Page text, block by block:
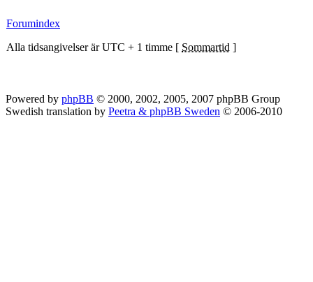
Forumindex
Alla tidsangivelser är UTC + 1 timme [ Sommartid ]
Powered by phpBB © 2000, 2002, 2005, 2007 phpBB Group
Swedish translation by Peetra & phpBB Sweden © 2006-2010